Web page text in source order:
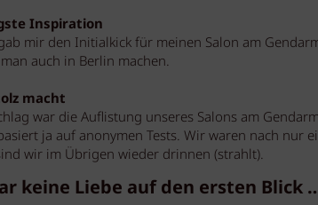
Inspiration
mir den Initialkick für meinen Salon am
auch in Berlin machen.
macht
war die Auflistung unseres Salons am
ja auf anonymen Tests. Wir waren nach nur
wir im Übrigen wieder drinnen (strahlt).
keine Liebe auf den ersten Blick